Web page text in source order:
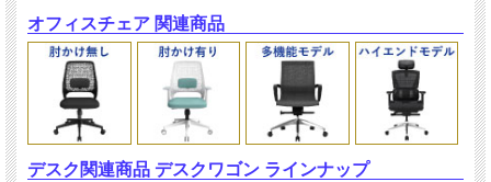
オフィスチェア 関連商品
デスク関連商品 デスクワゴン ラインナップ